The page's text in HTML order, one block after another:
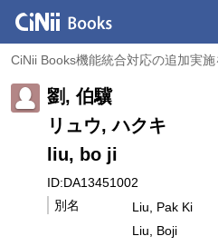
CiNii Books機能統合対応の追加実
劉, 伯驥
リュウ, ハクキ
liu, bo ji
ID:DA13451002
別名
Liu, Pak Ki
Liu, Boji